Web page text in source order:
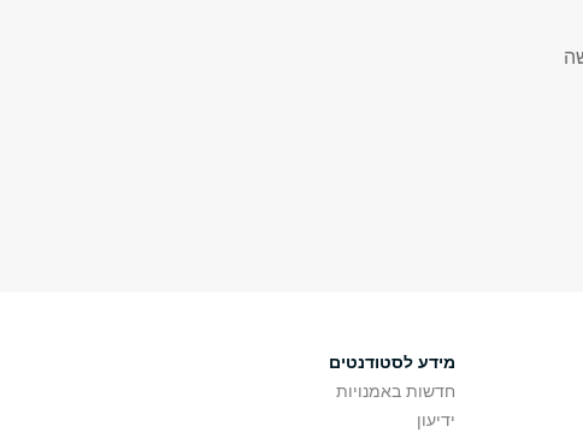
מידע לסטודנטים
חדשות באמנויות
ידיעון